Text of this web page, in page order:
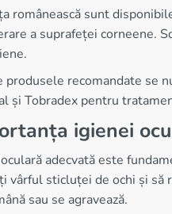
românească sunt
a suprafeței corneene.
produsele recomandate se
și Tobradex pentru
igienei
adecvată este
vârful sticluței de ochi și să
sau se agravează.